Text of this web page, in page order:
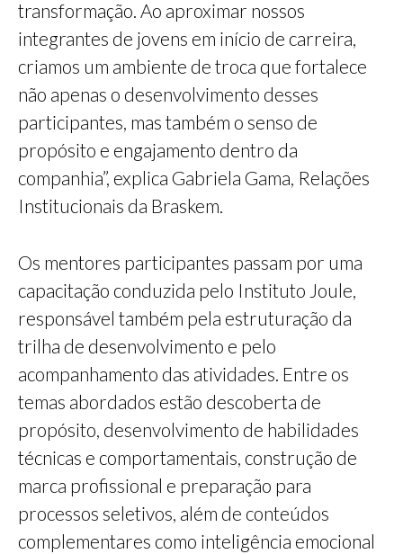
transformação. Ao aproximar nossos
integrantes de jovens em início de carreira,
criamos um ambiente de troca que fortalece
não apenas o desenvolvimento desses
participantes, mas também o senso de
propósito e engajamento dentro da
companhia”, explica Gabriela Gama, Relações
Institucionais da Braskem.
Os mentores participantes passam por uma
capacitação conduzida pelo Instituto Joule,
responsável também pela estruturação da
trilha de desenvolvimento e pelo
acompanhamento das atividades. Entre os
temas abordados estão descoberta de
propósito, desenvolvimento de habilidades
técnicas e comportamentais, construção de
marca profissional e preparação para
processos seletivos, além de conteúdos
complementares como inteligência emocional